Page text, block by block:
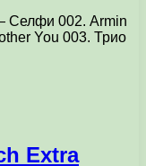
Селфи 002. Armin
You 003. Трио
Extra